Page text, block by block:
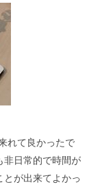
れて良かったで
非日常的で時間が
とが出来てよかっ